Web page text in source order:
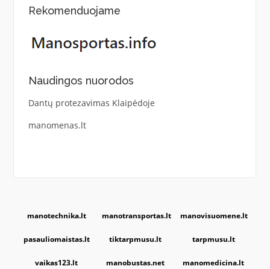
Rekomenduojame
Naudingos nuorodos
Dantų protezavimas Klaipėdoje
manomenas.lt
manotechnika.lt manotransportas.lt manovisuomene.lt
pasauliomaistas.lt tiktarpmusu.lt tarpmusu.lt
vaikas123.lt manobustas.net manomedicina.lt